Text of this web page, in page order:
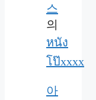
스
의
หนัง
โป๊xxxx
아